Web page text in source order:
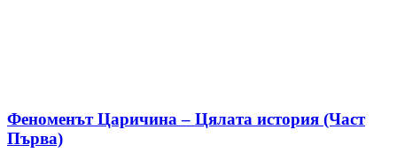
Феноменът Царичина – Цялата история (Част
Първа)